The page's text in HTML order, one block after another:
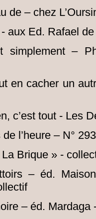
de – chez
aux Ed. Rafael
–
en cacher un
c’est tout - Les
l’heure – N° 293
Brique » -
– éd.
– éd. Mardaga